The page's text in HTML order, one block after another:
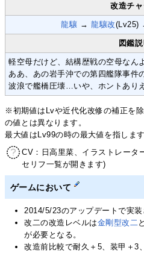
改造チャ
龍驤 →龍驤改
図鑑
軽空母だけど、結構歴戦の空母なん
ああ、あの岩手沖での第四艦隊事件
波浪で艦橋圧壊…いや、ホントあり
※初期値はLvや近代化改修の補正を
の値とは異なります。
最大値はLv99の時の最大値を指します
CV：日高里菜、イラストレータ
セリフ一覧が開きます)
ゲームにおいて
2014/5/23のアップデートで実装
改二の改造レベルは金剛型改二
が必要となる。
改造前比較で耐久＋5、装甲＋3